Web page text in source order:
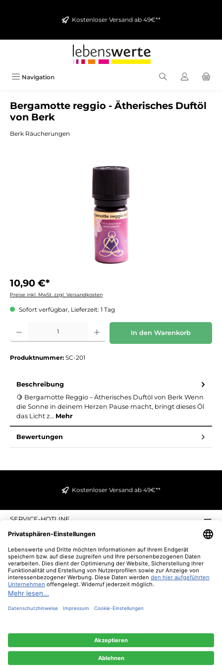
Kostenloser Versand ab 49€**
Navigation
Bergamotte reggio - Ätherisches Duftöl
von Berk
Berk Räucherungen
10,90 €*
Preise inkl. MwSt. zzgl. Versandkosten
Sofort verfügbar, Lieferzeit: 1 Tag
Produkt Anzahl: Gib den gewünschten Wert ein oder benutze die Schaltflächen um
In den Warenkorb
Produktnummer: SC-201
Beschreibung
🍋 Bergamotte Reggio – Ätherisches Duftöl von Berk Wenn
die Sonne in deinem Herzen Pause macht, bringt dieses Öl
das Licht z… Mehr
Bewertungen
Kostenloser Versand ab 49€**
SERVICE-HOTLINE
INFORMATIONEN
ZAHLUNGS- UND VERSANDARTEN
ÜBER UNS
UNSERE VORTEILE
UNSERE COMMUNITIES
* Alle Preise inkl. gesetzl. Mehrwertsteuer zzgl.